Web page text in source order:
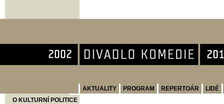
AKTUALITY PROGRAM REPERTOÁR
LIDÉ
O KULTURNÍ POLITICE